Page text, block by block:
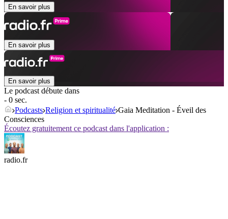
En savoir plus
En savoir plus
En savoir plus
Le podcast débute dans
- 0 sec.
Podcasts Religion et spiritualité Gaia Meditation - Éveil des
Consciences
Écoutez gratuitement ce podcast dans l'application :
radio.fr